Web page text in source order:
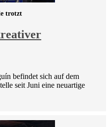
trotzt
befindet sich auf dem
seit Juni eine neuartige